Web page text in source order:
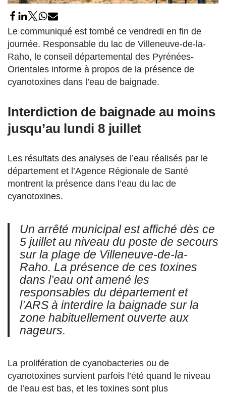
Le communiqué est tombé ce vendredi en fin de
journée. Responsable du lac de Villeneuve-de-la-
Raho, le conseil départemental des Pyrénées-
Orientales informe à propos de la présence de
cyanotoxines dans l’eau de baignade.
Interdiction de baignade au moins
jusqu’au lundi 8 juillet
Les résultats des analyses de l’eau réalisés par le
département et l’Agence Régionale de Santé
montrent la présence dans l’eau du lac de
cyanotoxines.
Un arrêté municipal est affiché dès ce
5 juillet au niveau du poste de secours
sur la plage de Villeneuve-de-la-
Raho. La présence de ces toxines
dans l’eau ont amené les
responsables du département et
l’ARS à interdire la baignade sur la
zone habituellement ouverte aux
nageurs.
La prolifération de cyanobacteries ou de
cyanotoxines survient parfois l’été quand le niveau
de l’eau est bas, et les toxines sont plus